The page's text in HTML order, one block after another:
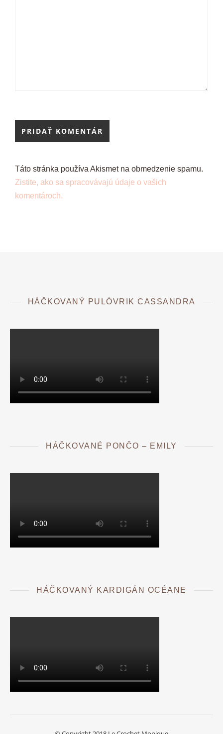
Táto stránka používa Akismet na obmedzenie spamu.
Zistite, ako sa spracovávajú údaje o vašich
komentároch.
HÁČKOVANÝ PULÓVRIK CASSANDRA
HÁČKOVANÉ PONČO – EMILY
HÁČKOVANÝ KARDIGÁN OCÉANE